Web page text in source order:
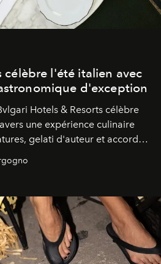
célèbre l'été italien avec
d'exception
Hotels & Resorts célèbre
une expérience culinaire
gelati d'auteur et accords
un véritable voyage sensoriel.